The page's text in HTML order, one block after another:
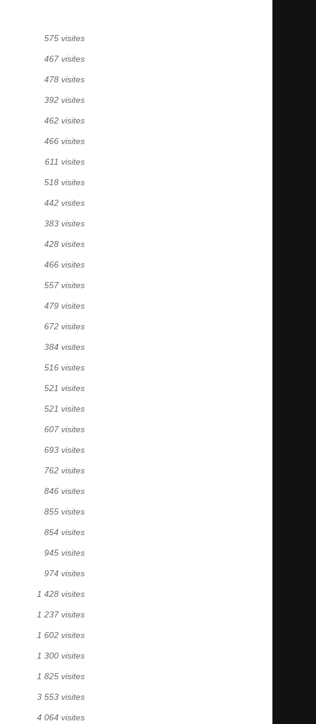
575 visites
467 visites
478 visites
392 visites
462 visites
466 visites
611 visites
518 visites
442 visites
383 visites
428 visites
466 visites
557 visites
479 visites
672 visites
384 visites
516 visites
521 visites
521 visites
607 visites
693 visites
762 visites
846 visites
855 visites
854 visites
945 visites
974 visites
1 428 visites
1 237 visites
1 602 visites
1 300 visites
1 825 visites
3 553 visites
4 064 visites